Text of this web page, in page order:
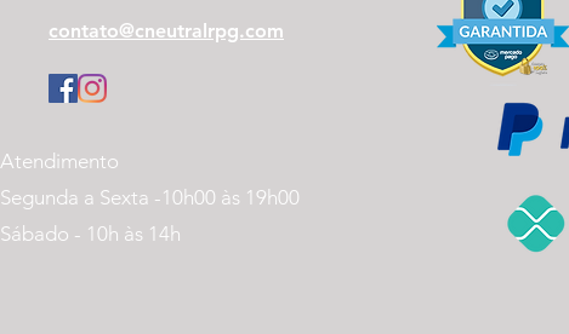
contato@cneutralrpg.com
Atendimento
Segunda a Sexta -10h00 às 19h00
Sábado - 10h às 14h